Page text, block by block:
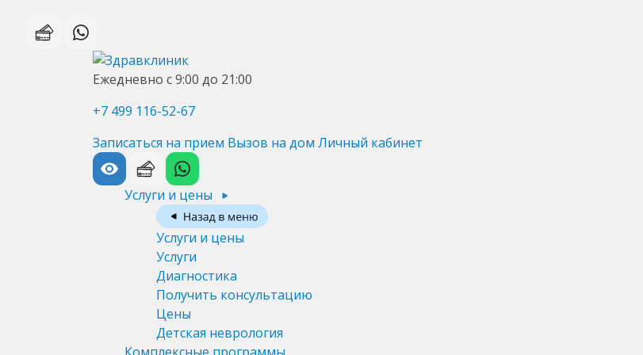
Ежедневно с 9:00 до 21:00
+7 499 116-52-67
Записаться на прием Вызов на дом Личный кабинет
Услуги и цены
Услуги и цены
Услуги
Диагностика
Получить консультацию
Цены
Детская неврология